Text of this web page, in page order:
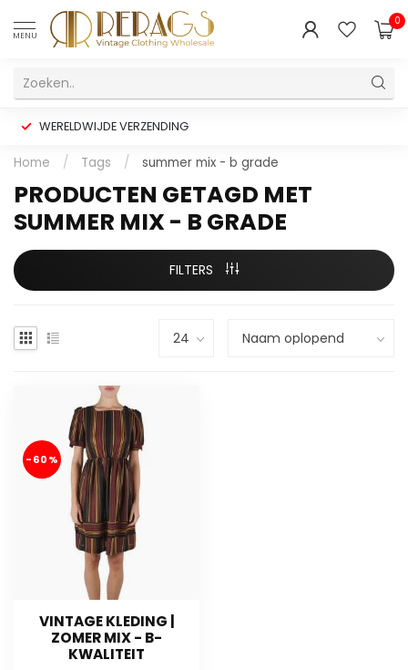
MENU
0
WERELDWIJDE VERZENDING
Home / Tags / summer mix - b grade
PRODUCTEN GETAGD MET
SUMMER MIX - B GRADE
FILTERS
-60%
VINTAGE KLEDING |
ZOMER MIX - B-
KWALITEIT